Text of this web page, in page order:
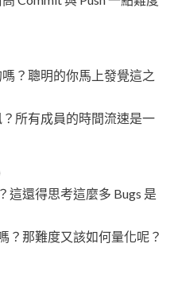
？聰明的你馬上發覺這之
所有成員的時間流速是一
這還得思考這麼多 Bugs 是
？那難度又該如何量化呢？